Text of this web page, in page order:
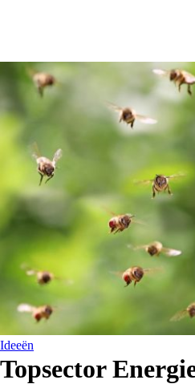
Ideeën
Topsector